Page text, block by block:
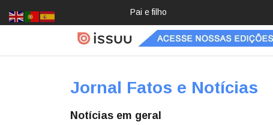
Pai e filhoCrochê,
jardinage
m, diário:
mulheres
rindo
hobbies
desacele
Jornal Fatos e Notícias
Notícias em geral